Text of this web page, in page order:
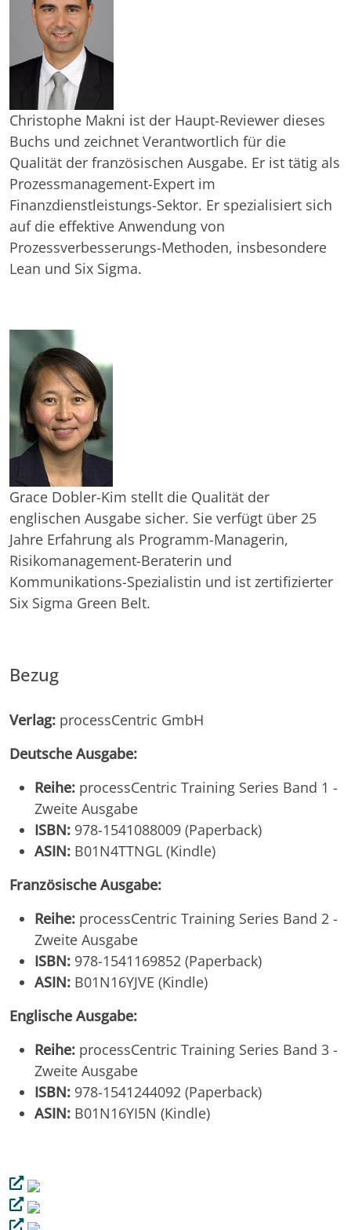
Christophe Makni ist der Haupt-Reviewer dieses
Buchs und zeichnet Verantwortlich für die
Qualität der französischen Ausgabe. Er ist tätig als
Prozessmanagement-Expert im
Finanzdienstleistungs-Sektor. Er spezialisiert sich
auf die effektive Anwendung von
Prozessverbesserungs-Methoden, insbesondere
Lean und Six Sigma.
Grace Dobler-Kim stellt die Qualität der
englischen Ausgabe sicher. Sie verfügt über 25
Jahre Erfahrung als Programm-Managerin,
Risikomanagement-Beraterin und
Kommunikations-Spezialistin und ist zertifizierter
Six Sigma Green Belt.
Bezug
Verlag: processCentric GmbH
Deutsche Ausgabe:
Reihe: processCentric Training Series Band 1 -
Zweite Ausgabe
ISBN: 978-1541088009 (Paperback)
ASIN: B01N4TTNGL (Kindle)
Französische Ausgabe:
Reihe: processCentric Training Series Band 2 -
Zweite Ausgabe
ISBN: 978-1541169852 (Paperback)
ASIN: B01N16YJVE (Kindle)
Englische Ausgabe:
Reihe: processCentric Training Series Band 3 -
Zweite Ausgabe
ISBN: 978-1541244092 (Paperback)
ASIN: B01N16YI5N (Kindle)